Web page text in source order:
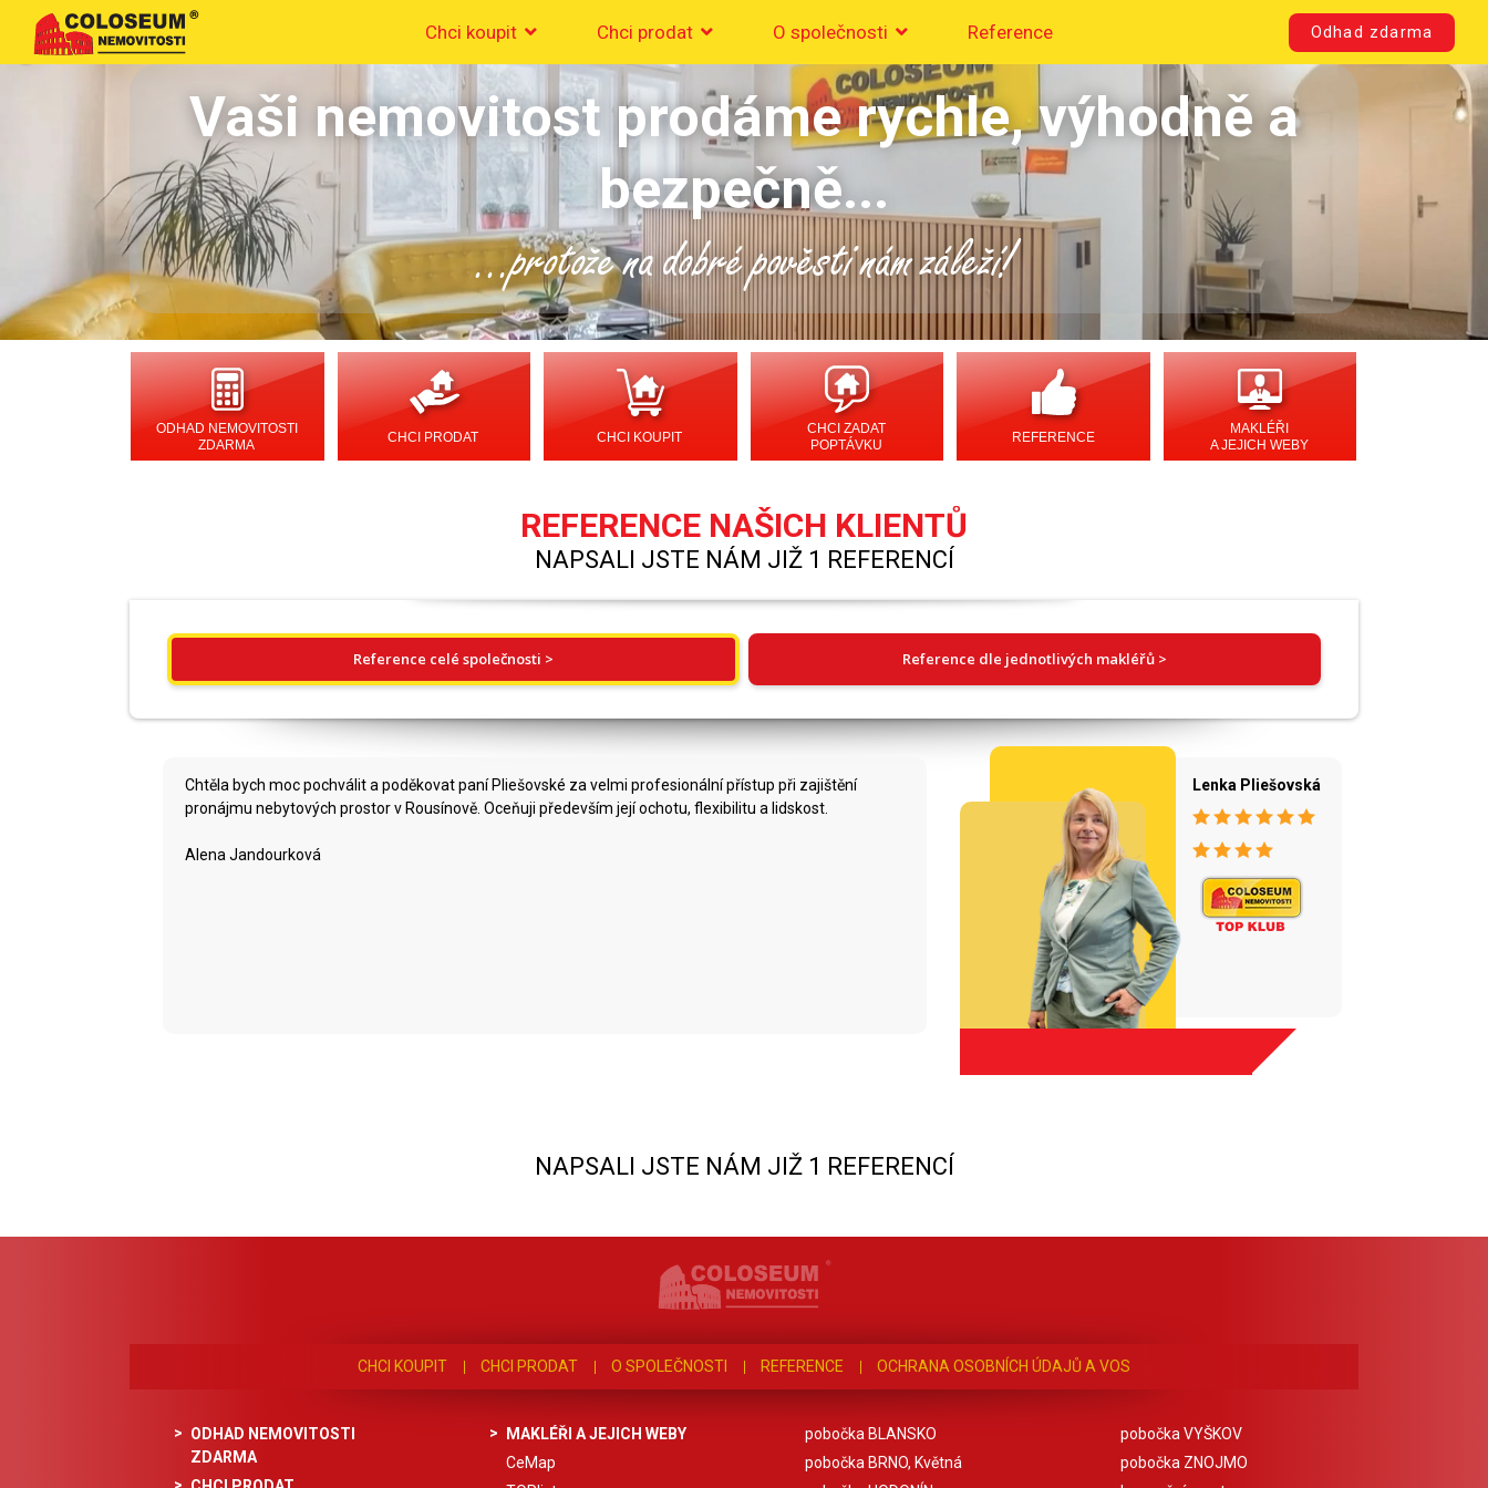
Chci koupit Chci prodat O společnosti Reference Odhad zdarma
Vaši nemovitost prodáme rychle, výhodně a
bezpečně...
...protože na dobré pověsti nám záleží!
ODHAD NEMOVITOSTI
ZDARMA
CHCI PRODAT CHCI KOUPIT
CHCI ZADAT
POPTÁVKU
REFERENCE
MAKLÉŘI
A JEJICH WEBY
REFERENCE NAŠICH KLIENTŮ
NAPSALI JSTE NÁM JIŽ 1 REFERENCÍ
Reference celé společnosti > Reference dle jednotlivých makléřů >
Chtěla bych moc pochválit a poděkovat paní Pliešovské za velmi profesionální přístup při zajištění
pronájmu nebytových prostor v Rousínově. Oceňuji především její ochotu, flexibilitu a lidskost.
Alena Jandourková
Lenka Pliešovská
NAPSALI JSTE NÁM JIŽ 1 REFERENCÍ
CHCI KOUPIT CHCI PRODAT O SPOLEČNOSTI REFERENCE OCHRANA OSOBNÍCH ÚDAJŮ A VOS
ODHAD NEMOVITOSTI
ZDARMA
MAKLÉŘI A JEJICH WEBY
CeMap
pobočka BLANSKO
pobočka BRNO, Květná
pobočka VYŠKOV
pobočka ZNOJMO